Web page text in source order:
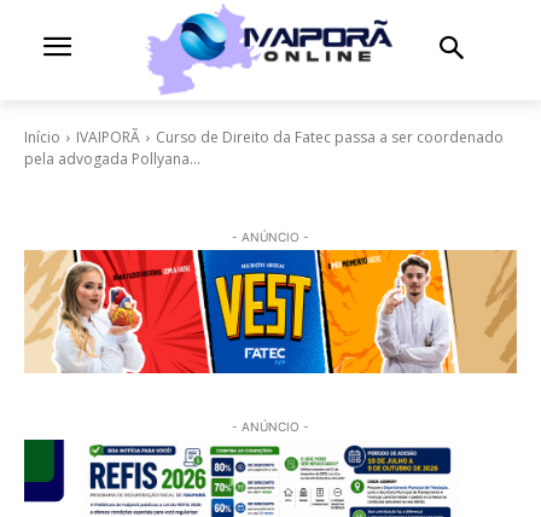
Início IVAIPORÃ
Curso de Direito da Fatec passa a ser coordenado
pela advogada Pollyana...
- ANÚNCIO -
- ANÚNCIO -